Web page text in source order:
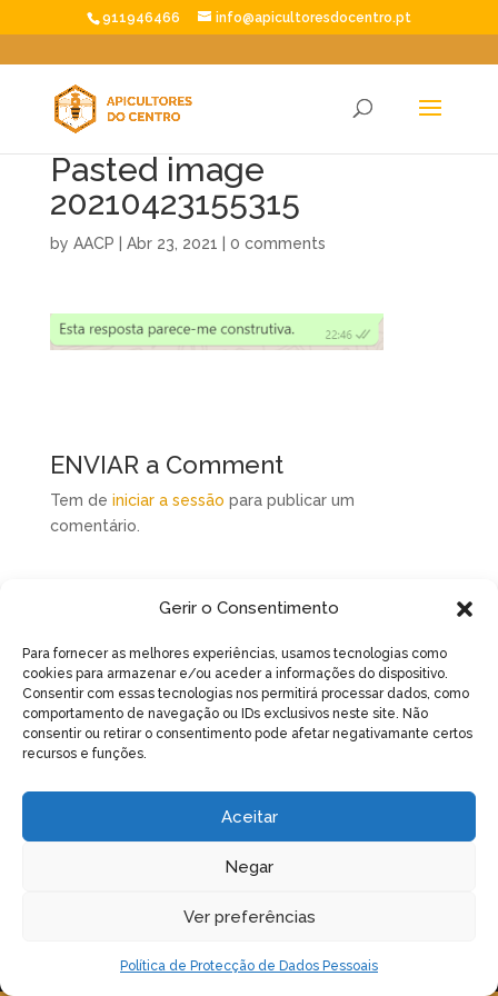
Gerir o Consentimento
Para fornecer as melhores experiências, usamos tecnologias como
cookies para armazenar e/ou aceder a informações do dispositivo.
Consentir com essas tecnologias nos permitirá processar dados, como
comportamento de navegação ou IDs exclusivos neste site. Não
consentir ou retirar o consentimento pode afetar negativamante certos
recursos e funções.
Aceitar
Negar
Ver preferências
Política de Protecção de Dados Pessoais
911946466 info@apicultoresdocentro.pt
Pasted image
20210423155315
by AACP Abr 23, 2021 0 comments
ENVIAR a Comment
Tem de iniciar a sessão para publicar um
comentário.
Artigos recentes
No Verão, garanta água às suas colmeias
Assembleia Geral Ordinária e Eleitoral – 17 de Maio
de 2026 – 15h
Varroa, Vespa velutina e Nutrição apícola – Acção de